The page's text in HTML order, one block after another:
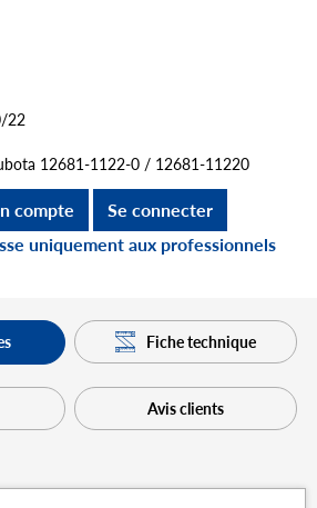
22
12681-1122-0 / 12681-11220
compte
Se connecter
uniquement aux professionnels
Fiche technique
Avis clients